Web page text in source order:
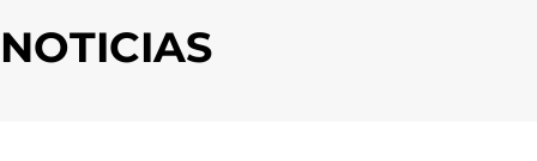
NOTICIAS